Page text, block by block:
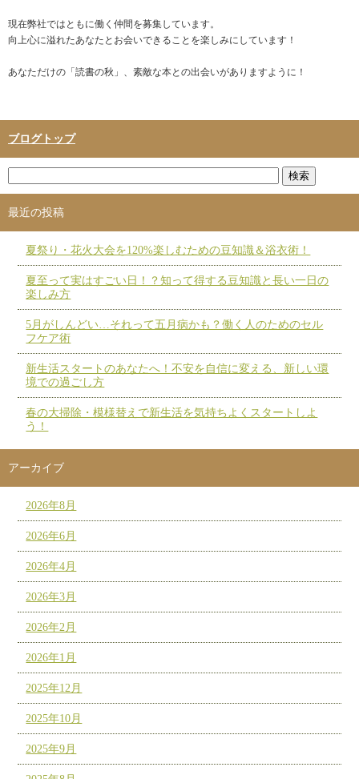
現在弊社ではともに働く仲間を募集しています。
向上心に溢れたあなたとお会いできることを楽しみにしています！
あなただけの「読書の秋」、素敵な本との出会いがありますように！
ブログトップ
最近の投稿
夏祭り・花火大会を120%楽しむための豆知識＆浴衣術！
夏至って実はすごい日！？知って得する豆知識と長い一日の
楽しみ方
5月がしんどい…それって五月病かも？働く人のためのセル
フケア術
新生活スタートのあなたへ！不安を自信に変える、新しい環
境での過ごし方
春の大掃除・模様替えで新生活を気持ちよくスタートしよ
う！
アーカイブ
2026年8月
2026年6月
2026年4月
2026年3月
2026年2月
2026年1月
2025年12月
2025年10月
2025年9月